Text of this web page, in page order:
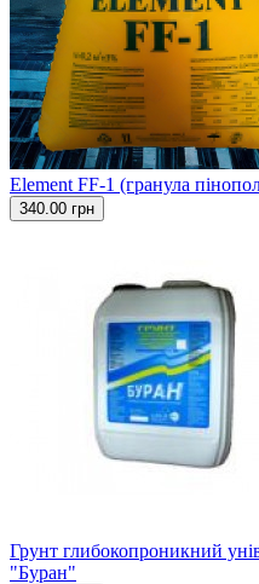
Element FF-1 (гранула
340.00 грн
Грунт глибокопроникний
"Буран"